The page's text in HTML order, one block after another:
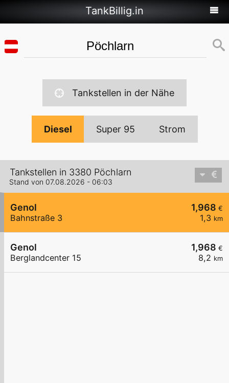
TankBillig.in
Tankstellen in der Nähe
Diesel Super 95 Strom
Tankstellen in 3380 Pöchlarn
Stand von 07.08.2026 - 06:03
1,968 €
1,3 km
Genol
Bahnstraße 3
1,968 €
8,2 km
Genol
Berglandcenter 15